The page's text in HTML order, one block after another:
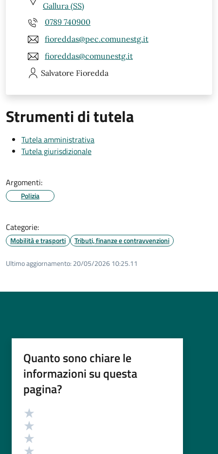
Gallura (SS)
0789 740900
fioreddas@pec.comunestg.it
fioreddas@comunestg.it
Salvatore Fioredda
Strumenti di tutela
Tutela amministrativa
Tutela giurisdizionale
Argomenti:
Polizia
Categorie:
Mobilità e trasporti Tributi, finanze e contravvenzioni
Ultimo aggiornamento: 20/05/2026 10:25.11
Quanto sono chiare le
informazioni su questa
pagina?
Valutazione